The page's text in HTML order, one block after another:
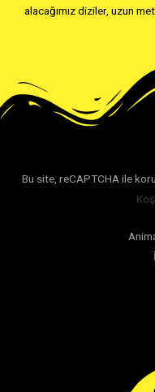
alacağımız diziler, uzun
Bu site, reCAPTCHA ile